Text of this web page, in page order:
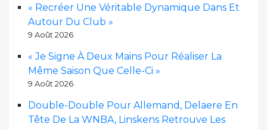
« Recréer Une Véritable Dynamique Dans Et
Autour Du Club »
9 Août 2026
« Je Signe À Deux Mains Pour Réaliser La
Même Saison Que Celle-Ci »
9 Août 2026
Double-Double Pour Allemand, Delaere En
Tête De La WNBA, Linskens Retrouve Les